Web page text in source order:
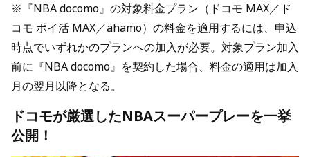
※『NBA docomo』の対象料金プラン（ドコモ MAX／ド
コモ ポイ活 MAX／ahamo）の料金を適用するには、申込
時点でいずれかのプランへの加入が必要。対象プラン加入
前に『NBA docomo』を契約した場合、料金の適用は加入
月の翌月以降となる。
ドコモが厳選したNBAスーパープレーを一挙
公開！